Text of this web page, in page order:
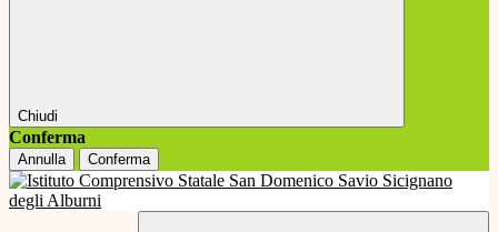
Chiudi
Conferma
Annulla Conferma